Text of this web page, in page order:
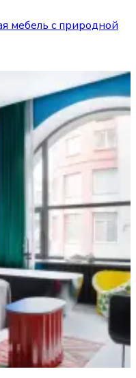
мебель с природной